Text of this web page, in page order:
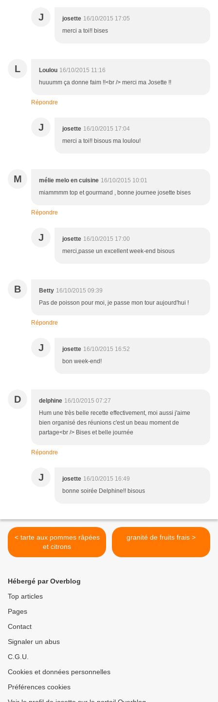
J josette 16/10/2015 17:05
merci a toi!! bises
L Loulou 16/10/2015 11:16
huuumm ça donne faim !!<br /> merci ma Josette !!
Répondre
J josette 16/10/2015 17:04
merci a toi!! bisous ma loulou!
M mélie melo en cuisine 16/10/2015 10:01
miammmm top et gourmand , bonne journee josette bises
Répondre
J josette 16/10/2015 17:00
merci,passe un excellent week-end bisous
B Betty 16/10/2015 09:39
Pas de poisson pour moi, je passe mon tour aujourd'hui !
Répondre
J josette 16/10/2015 16:52
bon week-end!
D delphine 16/10/2015 07:27
Hum une très belle recette effectivement, moi aussi j'aime
bien organisé des réunions c'est un beau moment de
partage<br /> Bises et belle journée
Répondre
J josette 16/10/2015 16:49
bonne soirée Delphine!! bisous
< tarte aux pommes râpées
et citrons
granité de fruits frais >
Hébergé par Overblog
Top articles
Pages
Contact
Signaler un abus
C.G.U.
Cookies et données personnelles
Préférences cookies